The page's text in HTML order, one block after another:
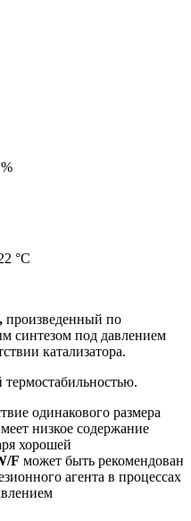
°С
произведенный по
синтезом под давлением
катализатора.
одинакового размера
низкое содержание
хорошей
F может быть рекомендован
агента в процессах